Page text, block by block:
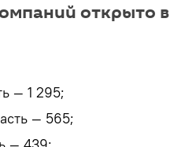
открыто в
— 1 295;
— 565;